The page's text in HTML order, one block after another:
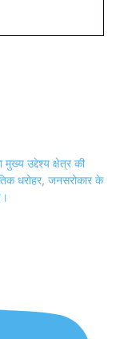
उद्देश्य क्षेत्र की
धरोहर, जनसरोकार के